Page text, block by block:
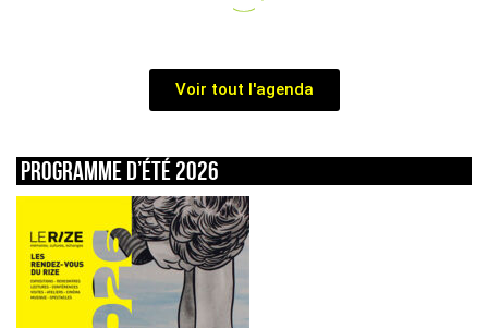
Voir tout l'agenda
Programme d’été 2026